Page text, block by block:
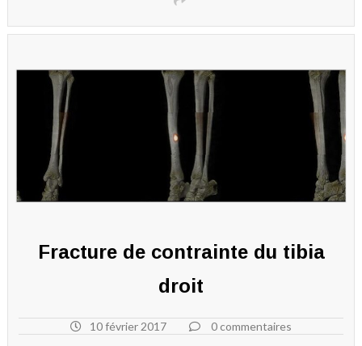
Fracture de contrainte du tibia
droit
10 février 2017 0 commentaires